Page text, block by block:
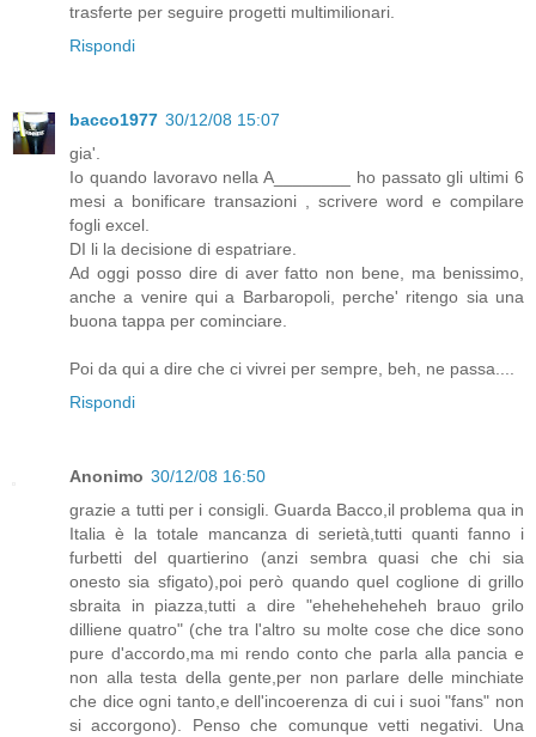
trasferte per seguire progetti multimilionari.
Rispondi
bacco1977 30/12/08 15:07
gia'.
Io quando lavoravo nella A________ ho passato gli ultimi 6
mesi a bonificare transazioni , scrivere word e compilare
fogli excel.
DI li la decisione di espatriare.
Ad oggi posso dire di aver fatto non bene, ma benissimo,
anche a venire qui a Barbaropoli, perche' ritengo sia una
buona tappa per cominciare.
Poi da qui a dire che ci vivrei per sempre, beh, ne passa....
Rispondi
Anonimo 30/12/08 16:50
grazie a tutti per i consigli. Guarda Bacco,il problema qua in
Italia è la totale mancanza di serietà,tutti quanti fanno i
furbetti del quartierino (anzi sembra quasi che chi sia
onesto sia sfigato),poi però quando quel coglione di grillo
sbraita in piazza,tutti a dire "eheheheheheh brauo grilo
dilliene quatro" (che tra l'altro su molte cose che dice sono
pure d'accordo,ma mi rendo conto che parla alla pancia e
non alla testa della gente,per non parlare delle minchiate
che dice ogni tanto,e dell'incoerenza di cui i suoi "fans" non
si accorgono). Penso che comunque vetti negativi. Una